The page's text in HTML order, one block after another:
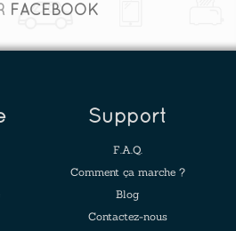
FACEBOOK
Support
F.A.Q.
Comment ça marche ?
Blog
Contactez-nous